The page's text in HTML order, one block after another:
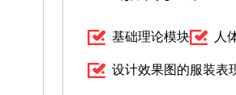
基础理论模块 人
设计效果图的服装表